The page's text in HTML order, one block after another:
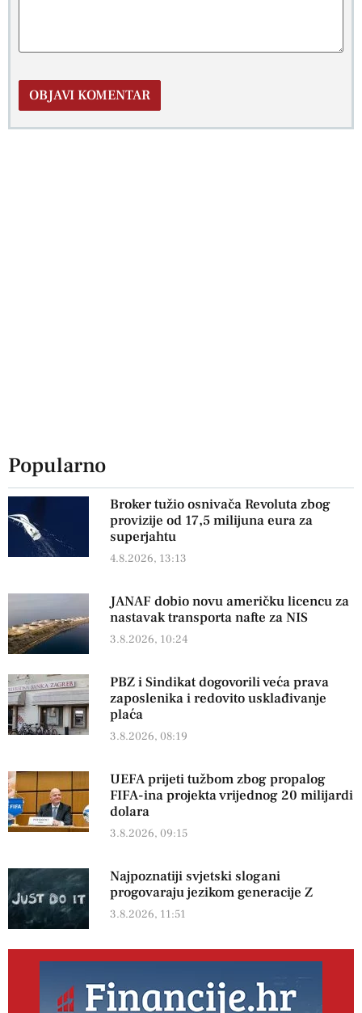
Popularno
Broker tužio osnivača Revoluta zbog
provizije od 17,5 milijuna eura za
superjahtu
4.8.2026, 13:13
JANAF dobio novu američku licencu za
nastavak transporta nafte za NIS
3.8.2026, 10:24
PBZ i Sindikat dogovorili veća prava
zaposlenika i redovito usklađivanje
plaća
3.8.2026, 08:19
UEFA prijeti tužbom zbog propalog
FIFA-ina projekta vrijednog 20 milijardi
dolara
3.8.2026, 09:15
Najpoznatiji svjetski slogani
progovaraju jezikom generacije Z
3.8.2026, 11:51